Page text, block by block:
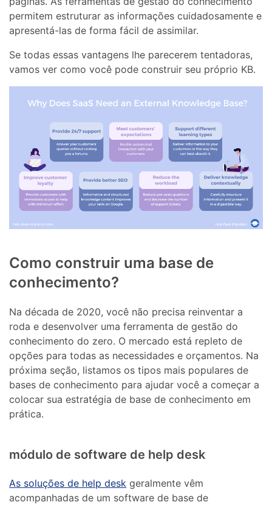
permitem estruturar as informações cuidadosamente e
apresentá-las de forma fácil de assimilar.
Se todas essas vantagens lhe parecerem tentadoras,
vamos ver como você pode construir seu próprio KB.
Como construir uma base de
conhecimento?
Na década de 2020, você não precisa reinventar a
roda e desenvolver uma ferramenta de gestão do
conhecimento do zero. O mercado está repleto de
opções para todas as necessidades e orçamentos. Na
próxima seção, listamos os tipos mais populares de
bases de conhecimento para ajudar você a começar a
colocar sua estratégia de base de conhecimento em
prática.
módulo de software de help desk
As soluções de help desk geralmente vêm
acompanhadas de um software de base de